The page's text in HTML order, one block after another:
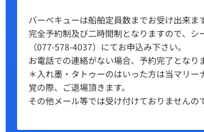
バーベキューは船舶定員数までお受け出来ま
完全予約制及び二時間制となりますので、シ
（077-578-4037）にてお申込み下さい。
お電話での連絡がない場合、予約完了となり
＊入れ墨・タトゥーのはいった方は当マリー
覚の際、ご退場頂きます。
その他メール等では受け付けておりませんの